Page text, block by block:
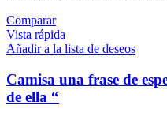
Comparar
Vista rápida
Añadir a la lista de deseos
Camisa una frase de
de ella “